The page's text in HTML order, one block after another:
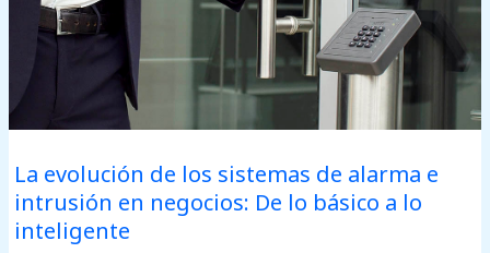
La evolución de los sistemas de alarma e
intrusión en negocios: De lo básico a lo
inteligente
intrusión
en
negocios:
De
básico
a
lo